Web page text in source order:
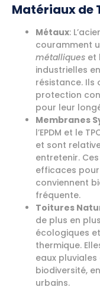
Matériaux de
Métaux:
couramment
métalliques et
industrielles
résistance. Ils
protection
pour leur
Membranes
l’EPDM et le
et sont
entretenir.
efficaces
conviennent
fréquente.
Toitures
de plus en
écologiques
thermique.
eaux
biodiversité,
urbains.